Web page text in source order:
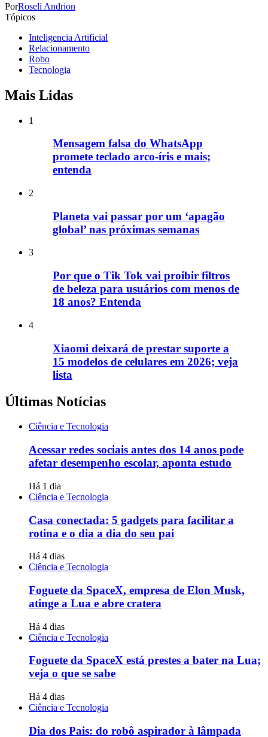
PorRoseli Andrion
Tópicos
Inteligencia Artificial
Relacionamento
Robo
Tecnologia
Mais Lidas
1
Mensagem falsa do WhatsApp
promete teclado arco-íris e mais;
entenda
2
Planeta vai passar por um ‘apagão
global’ nas próximas semanas
3
Por que o Tik Tok vai proibir filtros
de beleza para usuários com menos de
18 anos? Entenda
4
Xiaomi deixará de prestar suporte a
15 modelos de celulares em 2026; veja
lista
Últimas Notícias
Ciência e Tecnologia
Acessar redes sociais antes dos 14 anos pode
afetar desempenho escolar, aponta estudo
Há 1 dia
Ciência e Tecnologia
Casa conectada: 5 gadgets para facilitar a
rotina e o dia a dia do seu pai
Há 4 dias
Ciência e Tecnologia
Foguete da SpaceX, empresa de Elon Musk,
atinge a Lua e abre cratera
Há 4 dias
Ciência e Tecnologia
Foguete da SpaceX está prestes a bater na Lua;
veja o que se sabe
Há 4 dias
Ciência e Tecnologia
Dia dos Pais: do robô aspirador à lâmpada